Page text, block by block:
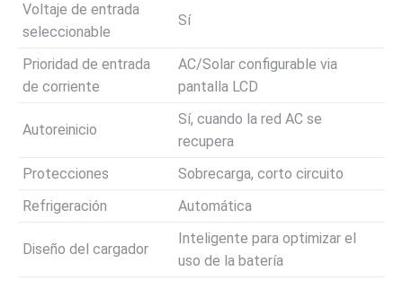
Voltaje de entrada
seleccionable
Sí
Prioridad de entrada
de corriente
AC/Solar configurable via
pantalla LCD
Autoreinicio
Sí, cuando la red AC se
recupera
Protecciones
Sobrecarga, corto circuito
Refrigeración
Automática
Diseño del cargador
Inteligente para optimizar el
uso de la batería